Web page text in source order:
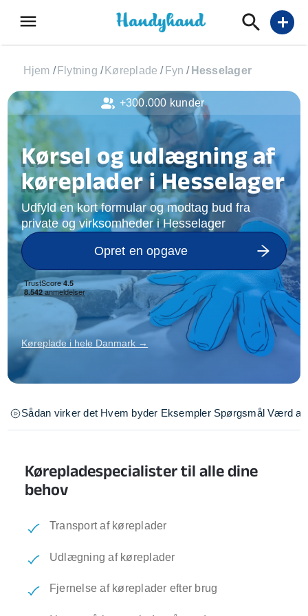
menu add
Hjem / Flytning / Køreplade / Fyn / Hesselager
Kørsel og udlægning af
køreplader i Hesselager
Udfyld en kort formular og modtag bud fra
private og virksomheder i Hesselager
Opret en opgave
Køreplade i hele Danmark →
Sådan virker det Hvem byder Eksempler Spørgsmål Værd at
Kørepladespecialister til alle dine
behov
Transport af køreplader
Udlægning af køreplader
Fjernelse af køreplader efter brug
+300.000 kunder